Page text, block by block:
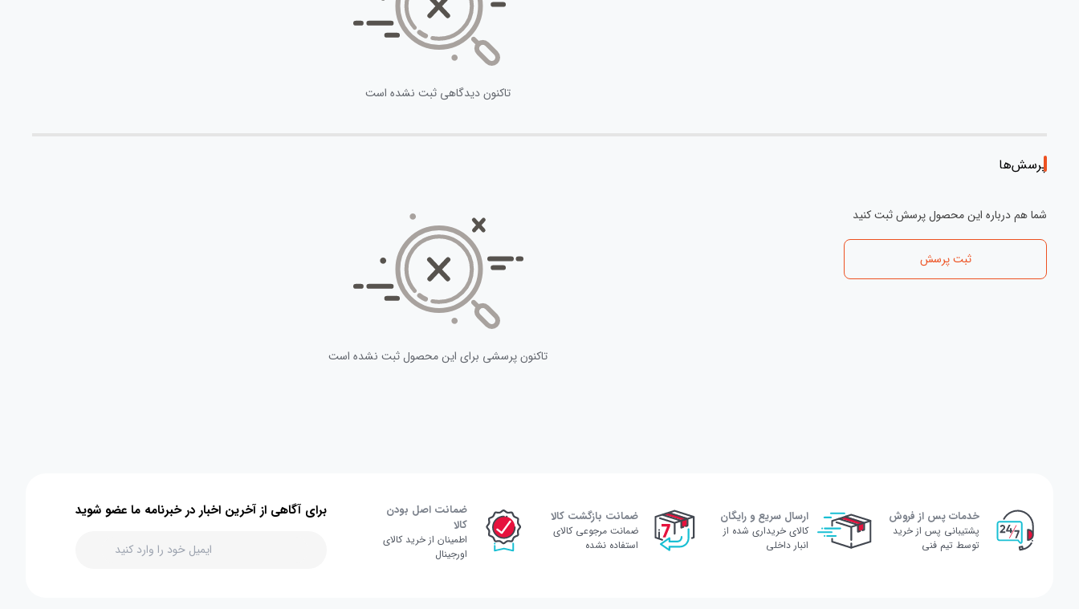
تاکنون دیدگاهی ثبت نشده است
پرسش‌ها
شما هم درباره این محصول پرسش ثبت کنید
ثبت پرسش
تاکنون پرسشی برای این محصول ثبت نشده است
خدمات پس از فروش
پشتیبانی پس از خرید
توسط تیم فنی
ارسال سریع و رایگان
کالای خریداری شده از
انبار داخلی
ضمانت بازگشت کالا
ضمانت مرجوعی کالای
استفاده نشده
ضمانت اصل بودن
کالا
اطمینان از خرید کالای
اورجینال
برای آگاهی از آخرین اخبار در خبرنامه ما عضو شوید